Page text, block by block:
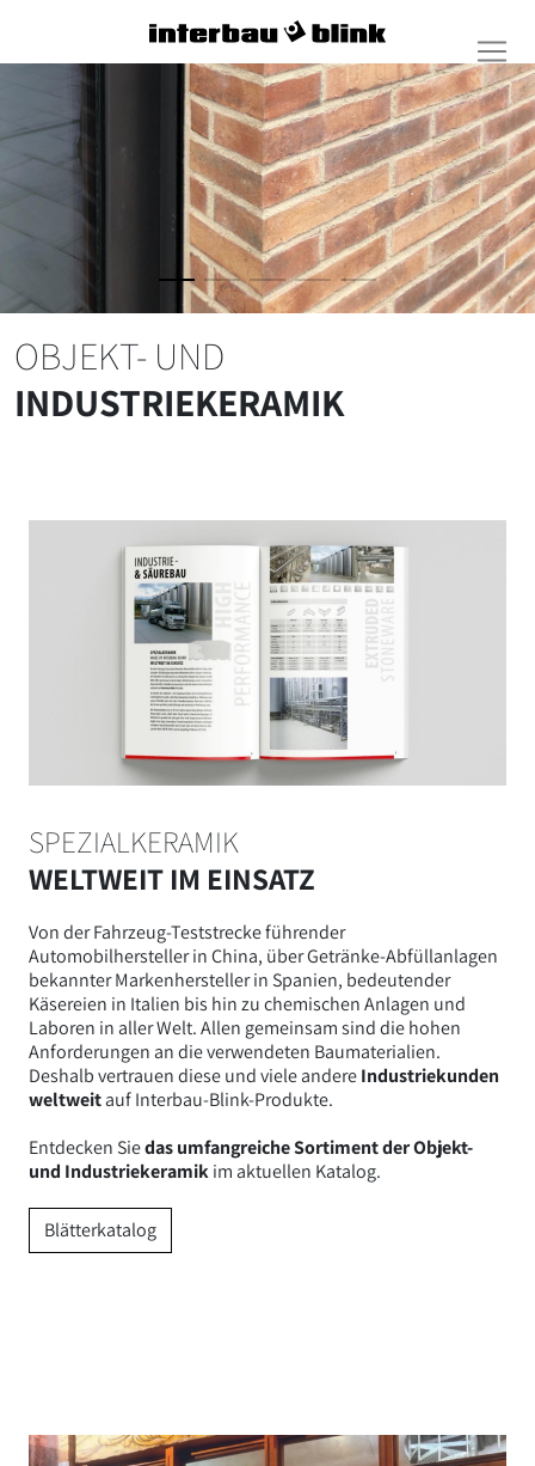
OBJEKT- UND
INDUSTRIEKERAMIK
SPEZIALKERAMIK
WELTWEIT IM EINSATZ
Von der Fahrzeug-Teststrecke führender
Automobilhersteller in China, über Getränke-Abfüllanlagen
bekannter Markenhersteller in Spanien, bedeutender
Käsereien in Italien bis hin zu chemischen Anlagen und
Laboren in aller Welt. Allen gemeinsam sind die hohen
Anforderungen an die verwendeten Baumaterialien.
Deshalb vertrauen diese und viele andereIndustriekunden
weltweitauf Interbau-Blink-Produkte.
Entdecken Siedas umfangreiche Sortiment der Objekt-
und Industriekeramikim aktuellen Katalog.
Blätterkatalog